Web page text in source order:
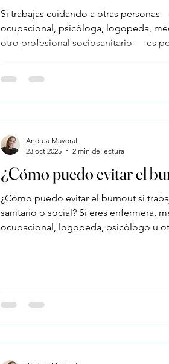
Si trabajas cuidando a otras personas
ocupacional, psicóloga, logopeda,
otro profesional sociosanitario — es
vocación.Es que cuidar desgasta , sobre todo cuando no
hay espacio para ti. ¿Es normal sentir
¿Cómo puedo evitar el
¿Cómo puedo evitar el burnout si
sanitario o social? Si eres enfermera,
ocupacional, logopeda, psicólogo u
profesional. ¿Cómo sé si tengo
Andrea Mayoral
23 oct 2025
2 min de lectura